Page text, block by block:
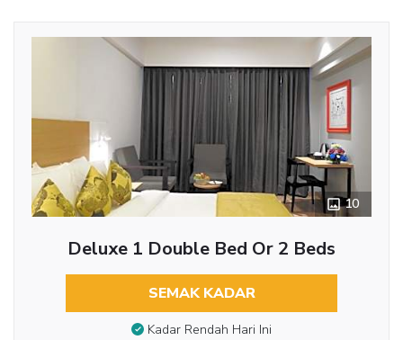
10
Deluxe 1 Double Bed Or 2 Beds
SEMAK KADAR
Kadar Rendah Hari Ini